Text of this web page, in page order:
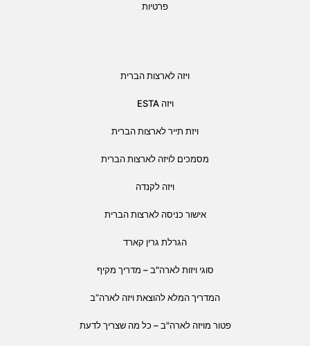
פרטיות
ויזה לארצות הברית
ויזה ESTA
ויזת תייר לארצות הברית
מסמכים לויזה לארצות הברית
ויזה לקנדה
אישור כניסה לארצות הברית
הגרלת גרין קארד
סוגי ויזות לארה"ב – מדריך מקיף
המדריך המלא להוצאת ויזה לארה”ב
פטור מויזה לארה"ב – כל מה שצריך לדעת